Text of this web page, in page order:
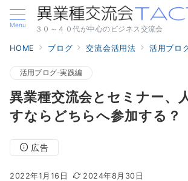
Menu
３０～４０代が中心のビジネス交流会
HOME ブログ 交流会活用法 活用ブロ
活用ブログ-実践編
異業種交流会とセミナー、
すならどちらへ参加する？
広告
2022年1月16日 2024年8月30日